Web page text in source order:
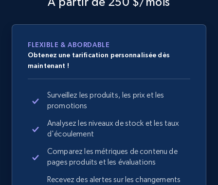
FLEXIBLE & ABORDABLE
Obtenez une tarification personnalisée dès
maintenant !
Surveillez les produits, les prix et les
promotions
Analysez les niveaux de stock et les taux
d'écoulement
Comparez les métriques de contenu de
pages produits et les évaluations
Recevez des alertes sur les changements